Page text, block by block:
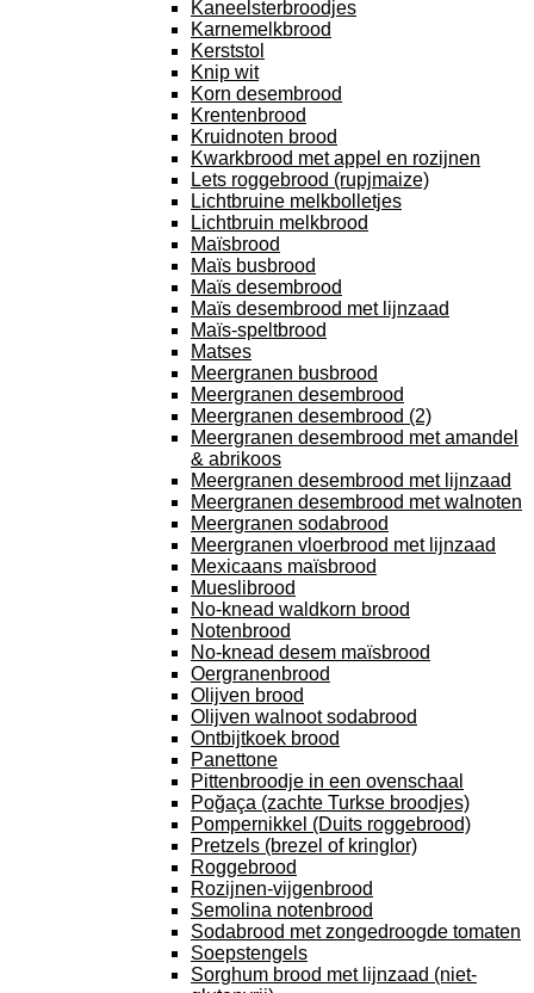
Kaneelsterbroodjes
Karnemelkbrood
Kerststol
Knip wit
Korn desembrood
Krentenbrood
Kruidnoten brood
Kwarkbrood met appel en rozijnen
Lets roggebrood (rupjmaize)
Lichtbruine melkbolletjes
Lichtbruin melkbrood
Maïsbrood
Maïs busbrood
Maïs desembrood
Maïs desembrood met lijnzaad
Maïs-speltbrood
Matses
Meergranen busbrood
Meergranen desembrood
Meergranen desembrood (2)
Meergranen desembrood met amandel
& abrikoos
Meergranen desembrood met lijnzaad
Meergranen desembrood met walnoten
Meergranen sodabrood
Meergranen vloerbrood met lijnzaad
Mexicaans maïsbrood
Mueslibrood
No-knead waldkorn brood
Notenbrood
No-knead desem maïsbrood
Oergranenbrood
Olijven brood
Olijven walnoot sodabrood
Ontbijtkoek brood
Panettone
Pittenbroodje in een ovenschaal
Poğaça (zachte Turkse broodjes)
Pompernikkel (Duits roggebrood)
Pretzels (brezel of kringlor)
Roggebrood
Rozijnen-vijgenbrood
Semolina notenbrood
Sodabrood met zongedroogde tomaten
Soepstengels
Sorghum brood met lijnzaad (niet-